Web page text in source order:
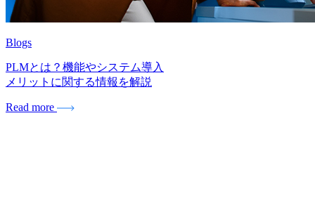
Blogs
PLMとは？機能やシステム導入
メリットに関する情報を解説
Read more